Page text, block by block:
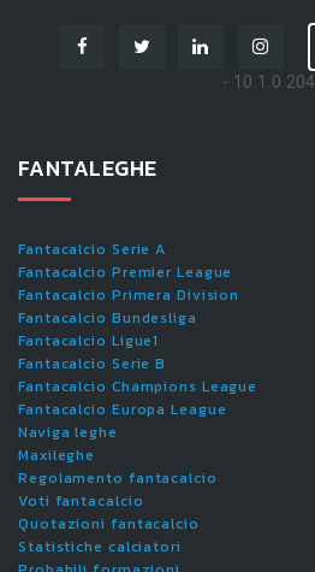
- 10.1.0.204
FANTALEGHE
Fantacalcio Serie A
Fantacalcio Premier League
Fantacalcio Primera Division
Fantacalcio Bundesliga
Fantacalcio Ligue1
Fantacalcio Serie B
Fantacalcio Champions League
Fantacalcio Europa League
Naviga leghe
Maxileghe
Regolamento fantacalcio
Voti fantacalcio
Quotazioni fantacalcio
Statistiche calciatori